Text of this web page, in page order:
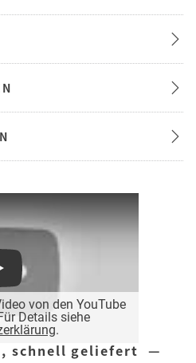
von den YouTube
Details siehe
.
schnell geliefert —